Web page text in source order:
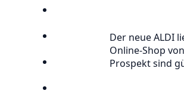
Lieblingsprospekte
Der neue ALDI
Online-Shop
Prospekt sind